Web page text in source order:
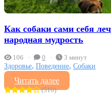
Как собаки сами себя
народная мудрость
106 0 3 минут
Здоровье, Поведение, Собаки
Читать далее
(510)